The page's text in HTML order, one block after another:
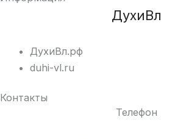
ДухиВл
ДухиВл.рф
duhi-vl.ru
Контакты
Телефон